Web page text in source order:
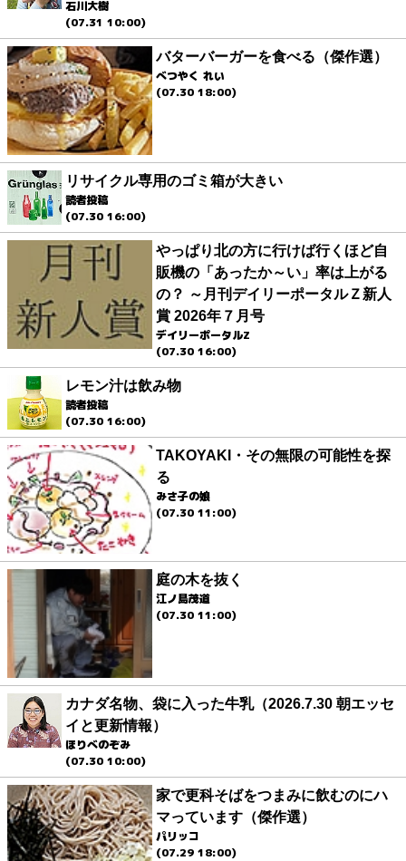
石川大樹
(07.31 10:00)
バターバーガーを食べる（傑作選）
べつやく れい
(07.30 18:00)
リサイクル専用のゴミ箱が大きい
読者投稿
(07.30 16:00)
やっぱり北の方に行けば行くほど自
販機の「あったか～い」率は上がる
の？ ～月刊デイリーポータルＺ新人
賞 2026年７月号
デイリーポータルZ
(07.30 16:00)
レモン汁は飲み物
読者投稿
(07.30 16:00)
TAKOYAKI・その無限の可能性を探
る
みさ子の娘
(07.30 11:00)
庭の木を抜く
江ノ島茂道
(07.30 11:00)
カナダ名物、袋に入った牛乳（2026.7.30 朝エッセ
イと更新情報）
ほりべのぞみ
(07.30 10:00)
家で更科そばをつまみに飲むのにハ
マっています（傑作選）
パリッコ
(07.29 18:00)